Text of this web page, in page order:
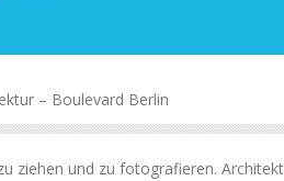
– Boulevard Berlin
ziehen und zu fotografieren.